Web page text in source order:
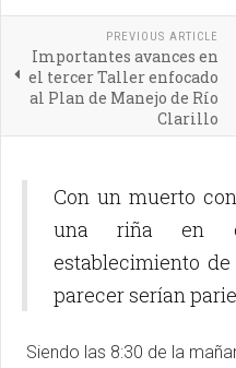
PREVIOUS ARTICLE
Importantes avances en
el tercer Taller enfocado
al Plan de Manejo de Río
Clarillo
Con un muerto
una riña en
establecimiento
parecer serían
Siendo las 8:30 de la